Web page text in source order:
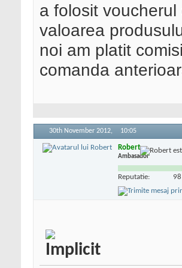
a folosit
valoarea
noi am platit
comanda
30th November 2012, 10:05
Robert
Ambasador
Reputatie: 98